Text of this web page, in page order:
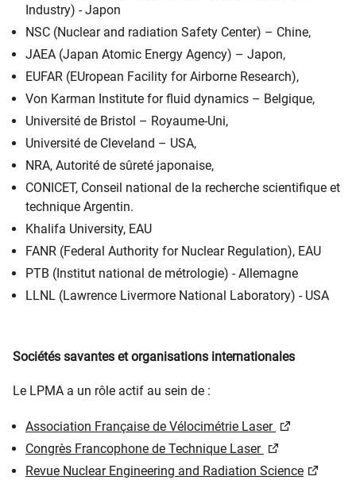
Industry) - Japon
NSC (Nuclear and radiation Safety Center) – Chine,
JAEA (Japan Atomic Energy Agency) – Japon,
EUFAR (EUropean Facility for Airborne Research),
Von Karman Institute for fluid dynamics – Belgique,
Université de Bristol – Royaume-Uni,
Université de Cleveland – USA,
NRA, Autorité de sûreté japonaise,
CONICET, Conseil national de la recherche scientifique et
technique Argentin.
Khalifa University, EAU
FANR (Federal Authority for Nuclear Regulation), EAU
PTB (Institut national de métrologie) - Allemagne
LLNL (Lawrence Livermore National Laboratory) - USA
Sociétés savantes et organisations internationales
Le LPMA a un rôle actif au sein de :
Association Française de Vélocimétrie Laser
Congrès Francophone de Technique Laser
Revue Nuclear Engineering and Radiation Science